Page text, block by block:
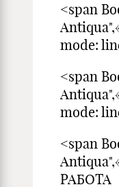
<span
mode:
<span
mode:
<span
РАБОТА